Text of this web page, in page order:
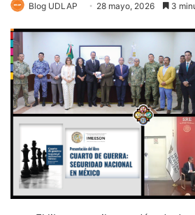
Blog UDLAP 28 mayo, 2026 3